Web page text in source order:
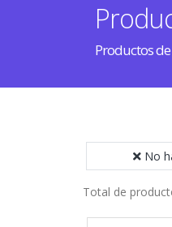
Productos
No
Total de